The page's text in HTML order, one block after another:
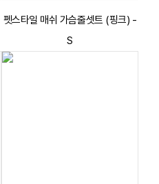
펫스타일 매쉬 가슴줄셋트 (핑크) -
S